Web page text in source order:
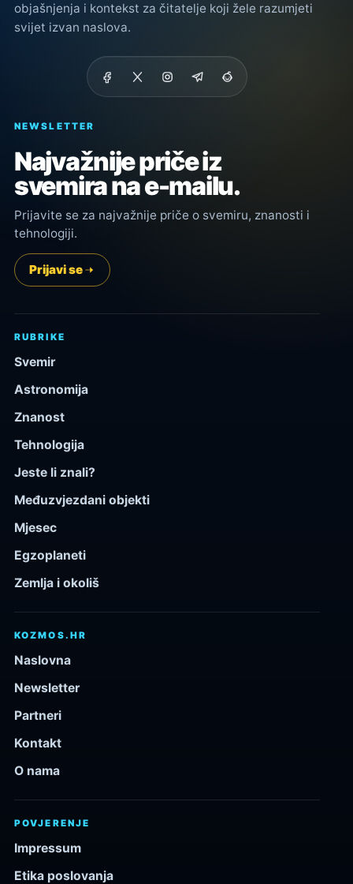
objašnjenja i kontekst za čitatelje koji žele razumjeti
svijet izvan naslova.
NEWSLETTER
Najvažnije priče iz
svemira na e-mailu.
Prijavite se za najvažnije priče o svemiru, znanosti i
tehnologiji.
Prijavi se
RUBRIKE
Svemir
Astronomija
Znanost
Tehnologija
Jeste li znali?
Međuzvjezdani objekti
Mjesec
Egzoplaneti
Zemlja i okoliš
KOZMOS.HR
Naslovna
Newsletter
Partneri
Kontakt
O nama
POVJERENJE
Impressum
Etika poslovanja